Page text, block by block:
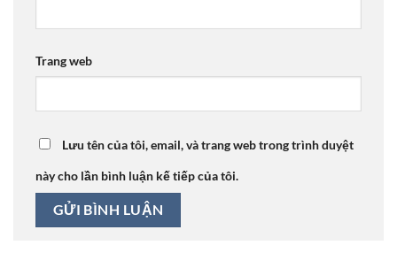
Trang web
Lưu tên của tôi, email, và trang web trong trình duyệt
này cho lần bình luận kế tiếp của tôi.